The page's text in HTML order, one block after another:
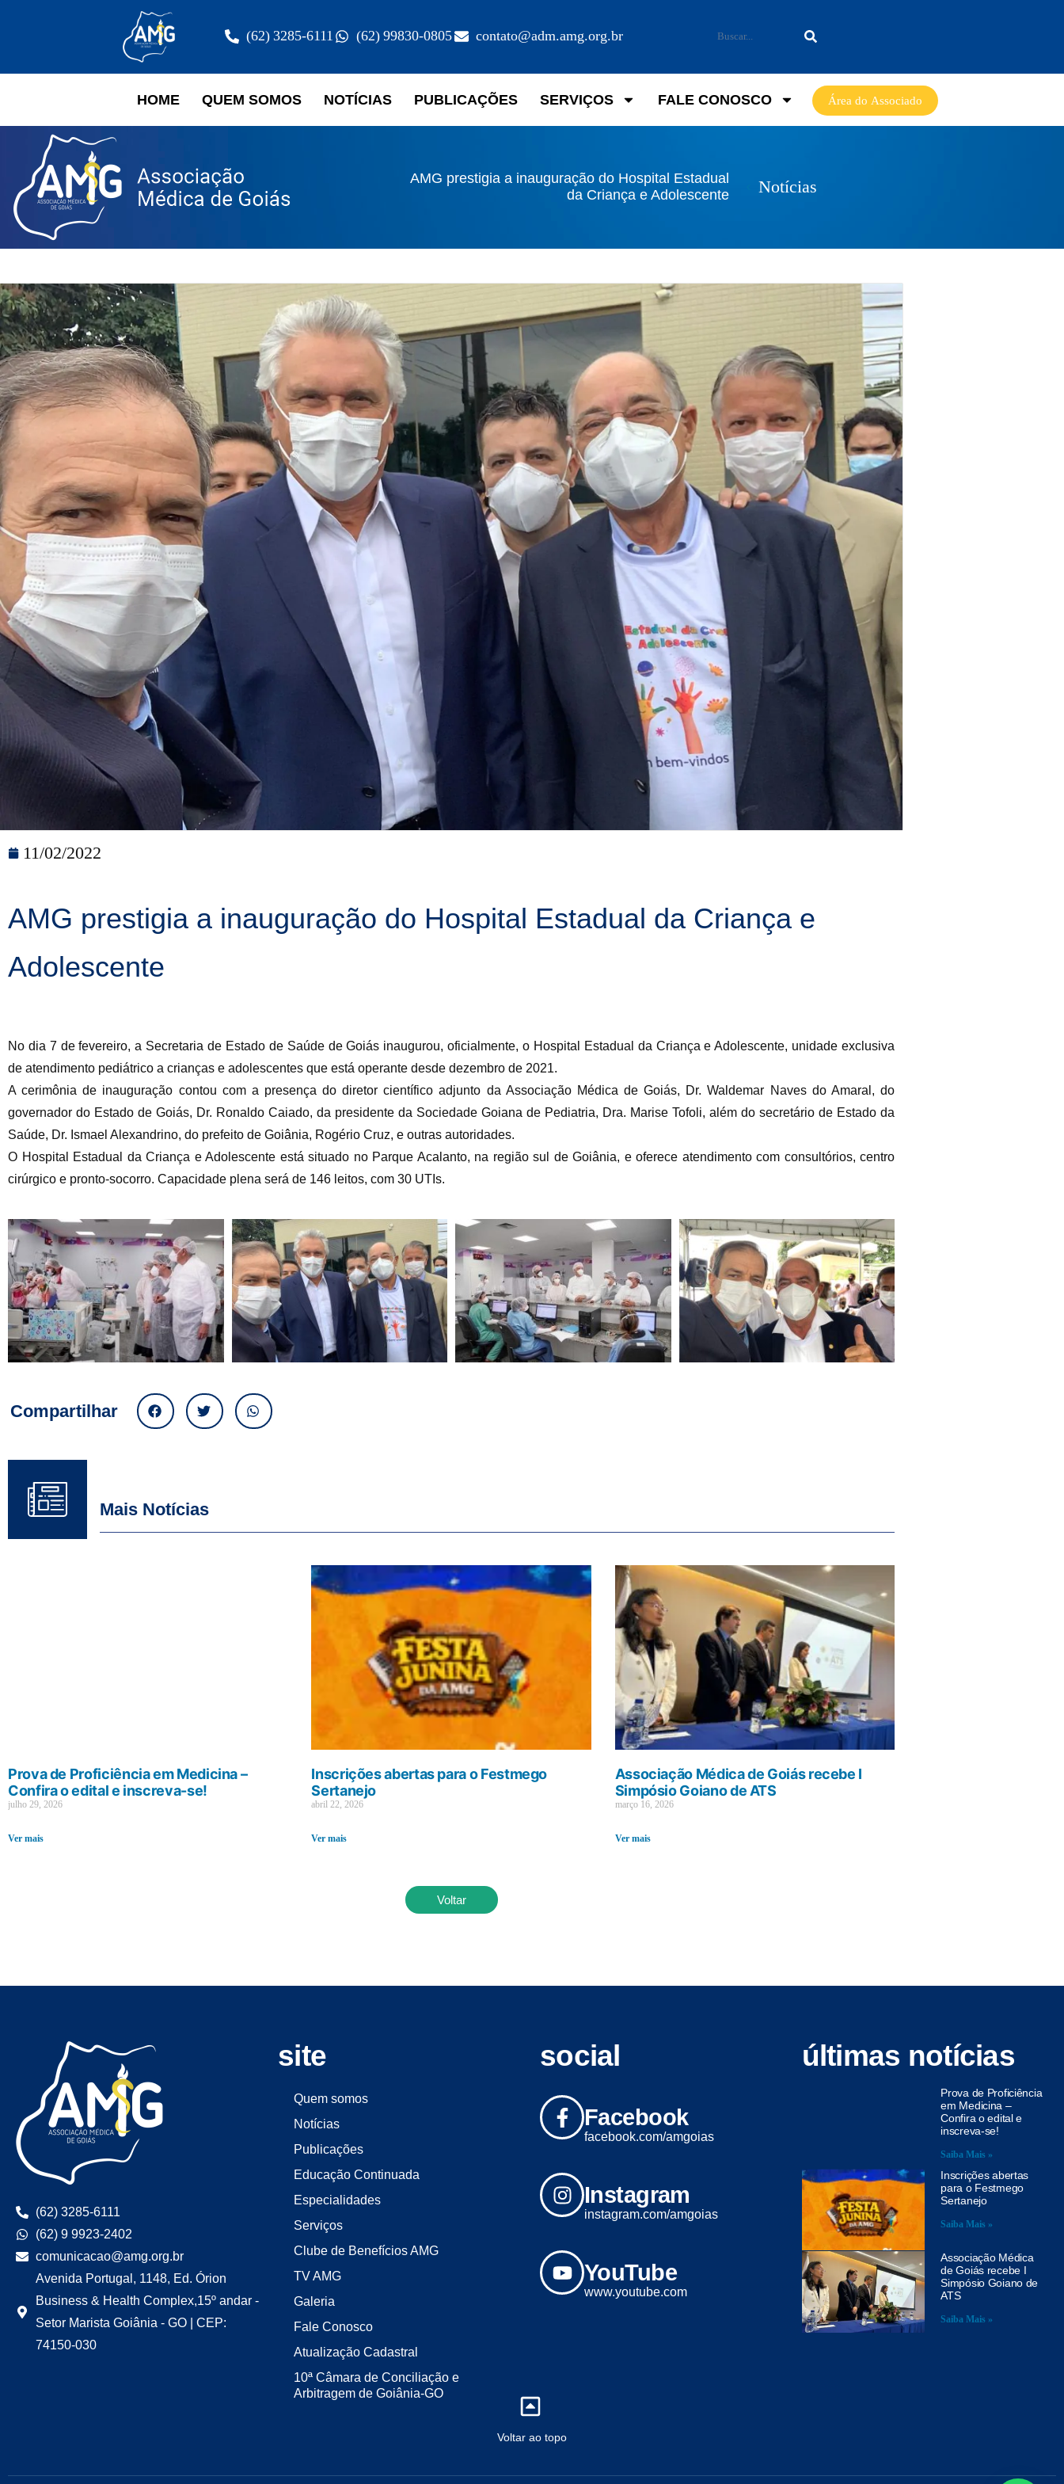
(62) 3285-6111 (62) 99830-0805 contato@adm.amg.org.br
HOME QUEM SOMOS NOTÍCIAS PUBLICAÇÕES SERVIÇOS FALE CONOSCO Área do Associado
AMG prestigia a inauguração do Hospital Estadual
da Criança e Adolescente
Notícias
11/02/2022
AMG prestigia a inauguração do Hospital Estadual da Criança e
Adolescente
No dia 7 de fevereiro, a Secretaria de Estado de Saúde de Goiás inaugurou, oficialmente, o Hospital Estadual da Criança e Adolescente, unidade exclusiva
de atendimento pediátrico a crianças e adolescentes que está operante desde dezembro de 2021.
A cerimônia de inauguração contou com a presença do diretor científico adjunto da Associação Médica de Goiás, Dr. Waldemar Naves do Amaral, do
governador do Estado de Goiás, Dr. Ronaldo Caiado, da presidente da Sociedade Goiana de Pediatria, Dra. Marise Tofoli, além do secretário de Estado da
Saúde, Dr. Ismael Alexandrino, do prefeito de Goiânia, Rogério Cruz, e outras autoridades.
O Hospital Estadual da Criança e Adolescente está situado no Parque Acalanto, na região sul de Goiânia, e oferece atendimento com consultórios, centro
cirúrgico e pronto-socorro. Capacidade plena será de 146 leitos, com 30 UTIs.
Compartilhar
Mais Notícias
Prova de Proficiência em Medicina –
Confira o edital e inscreva-se!
julho 29, 2026
Ver mais
Inscrições abertas para o Festmego
Sertanejo
abril 22, 2026
Ver mais
Associação Médica de Goiás recebe I
Simpósio Goiano de ATS
março 16, 2026
Ver mais
Voltar
(62) 3285-6111
(62) 9 9923-2402
comunicacao@amg.org.br
Avenida Portugal, 1148, Ed. Órion
Business & Health Complex,15º andar -
Setor Marista Goiânia - GO | CEP:
74150-030
site
Quem somos
Notícias
Publicações
Educação Continuada
Especialidades
Serviços
Clube de Benefícios AMG
TV AMG
Galeria
Fale Conosco
Atualização Cadastral
10ª Câmara de Conciliação e
Arbitragem de Goiânia-GO
social
Facebook
facebook.com/amgoias
Instagram
instagram.com/amgoias
YouTube
www.youtube.com
últimas notícias
Prova de Proficiência
em Medicina –
Confira o edital e
inscreva-se!
Saiba Mais »
Inscrições abertas
para o Festmego
Sertanejo
Saiba Mais »
Associação Médica
de Goiás recebe I
Simpósio Goiano de
ATS
Saiba Mais »
Voltar ao topo